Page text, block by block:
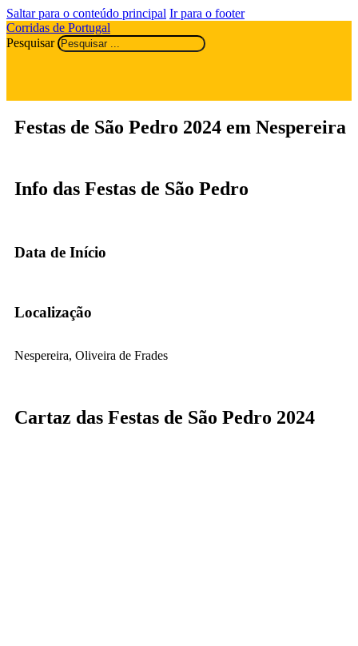
Saltar para o conteúdo principal Ir para o footer
Corridas de Portugal
Pesquisar
Festas de São Pedro 2024 em Nespereira
Info das Festas de São Pedro
Data de Início
Localização
Nespereira, Oliveira de Frades
Cartaz das Festas de São Pedro 2024